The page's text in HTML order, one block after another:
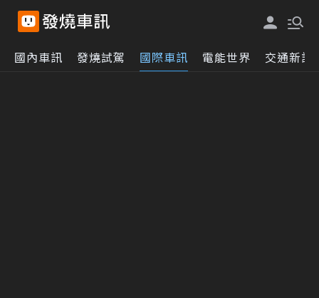
國內車訊 發燒試駕 國際車訊 電能世界 交通新訊